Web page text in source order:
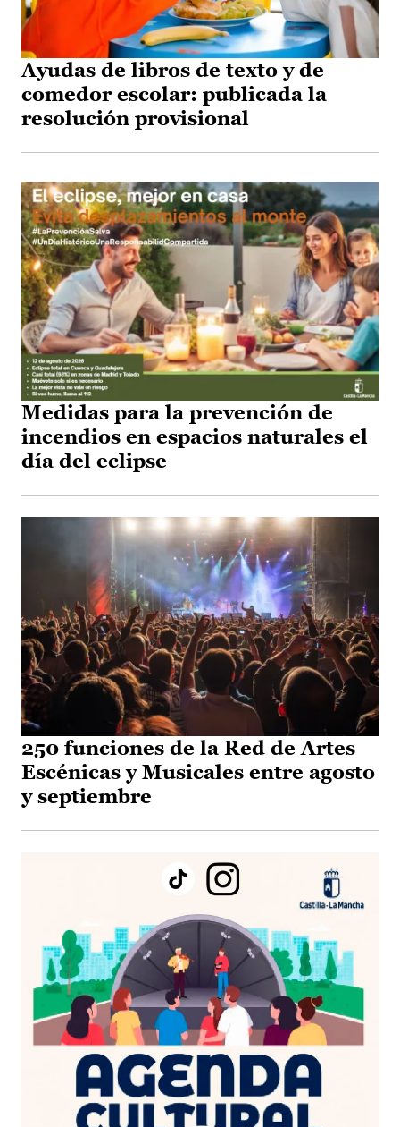
Ayudas de libros de texto y de
comedor escolar: publicada la
resolución provisional
Medidas para la prevención de
incendios en espacios naturales el
día del eclipse
250 funciones de la Red de Artes
Escénicas y Musicales entre agosto
y septiembre